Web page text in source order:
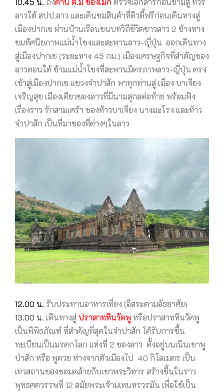
ลาวใต้ สปป.ลาว และเดินชมสินค้าที่ดิวตี้ฟรีก่อนเดินทางสู่
เมืองปากเซ ผ่านบ้านเรือนชนบทวิถีชีวิตชาวลาว 2 ข้างทาง
ชมทัศนียภาพแม่น้ำโขงและสะพานลาว-ญี่ปุ่น ออกเดินทาง
สู่เมืองปากเซ (ระยะทาง 45 กม.) เมืองเศรษฐกิจที่สำคัญของ
ลาวตอนใต้ ข้ามแม่น้ำโขงที่สะพานมิตรภาพลาว-ญี่ปุ่น ตรง
เข้าสู่เมืองปากเซ แขวงจำปาสัก พาทุกท่านสู่ เมือง บาเจียง
เจริญสุข เมืองเดียวของลาวที่มีนามสุกลต่อท้าย พร้อมฟัง
เรื่องราว รักสามเศร้า ของท้าวบาเจียง นางมะโรง และท้าว
จำปาสัก เป็นที่มาของที่ต่างๆในลาว
12.00 น. รับประทานอาหารเที่ยง (อิสระตามอัธยาศัย)
13.00 น. เดินทางสู่ ปราสาทหินวัดพูหรือปราสาทหินวัดพู
เป็นพิพิธภัณฑ์ ที่สำคัญที่สุดในจำปาสัก ได้รับการขึ้น
ทะเบียนเป็นมรดกโลก แห่งที่ 2 ของลาว ตั้งอยู่บนเนินเขาพู
ป่าสัก หรือ พูควย ห่างจากตัวเมืองไป 40 กิโลเมตร เป็น
เทวสถานของขอมคล้ายกับเขาพระวิหาร สร้างขึ้นในราว
พุทธศตวรรษที่ 12 สมัยพระเจ้ามเหนทรวรมัน เพื่อใช้เป็น